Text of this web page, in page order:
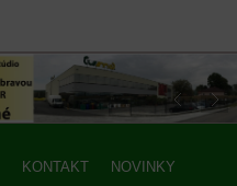
KONTAKT
NOVINKY